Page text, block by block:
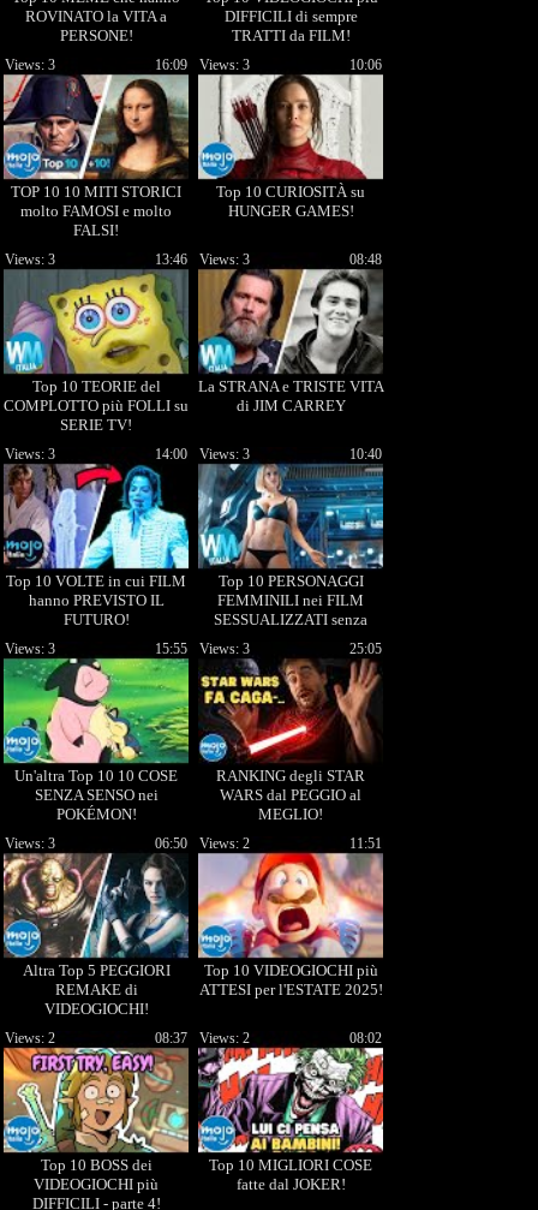
ROVINATO la VITA a
PERSONE!
DIFFICILI di sempre
TRATTI da FILM!
TOP 10 10 MITI STORICI
molto FAMOSI e molto
FALSI!
16:09
Views: 3
Top 10 CURIOSITÀ su
HUNGER GAMES!
10:06
Views: 3
Top 10 TEORIE del
COMPLOTTO più FOLLI su
SERIE TV!
13:46
Views: 3
La STRANA e TRISTE VITA
di JIM CARREY
08:48
Views: 3
Top 10 VOLTE in cui FILM
hanno PREVISTO IL
FUTURO!
14:00
Views: 3
Top 10 PERSONAGGI
FEMMINILI nei FILM
SESSUALIZZATI senza
10:40
Views: 3
Un'altra Top 10 10 COSE
SENZA SENSO nei
POKÉMON!
15:55
Views: 3
RANKING degli STAR
WARS dal PEGGIO al
MEGLIO!
25:05
Views: 3
Altra Top 5 PEGGIORI
REMAKE di
VIDEOGIOCHI!
06:50
Views: 3
Top 10 VIDEOGIOCHI più
ATTESI per l'ESTATE 2025!
11:51
Views: 2
Top 10 BOSS dei
VIDEOGIOCHI più
DIFFICILI - parte 4!
08:37
Views: 2
Top 10 MIGLIORI COSE
fatte dal JOKER!
08:02
Views: 2